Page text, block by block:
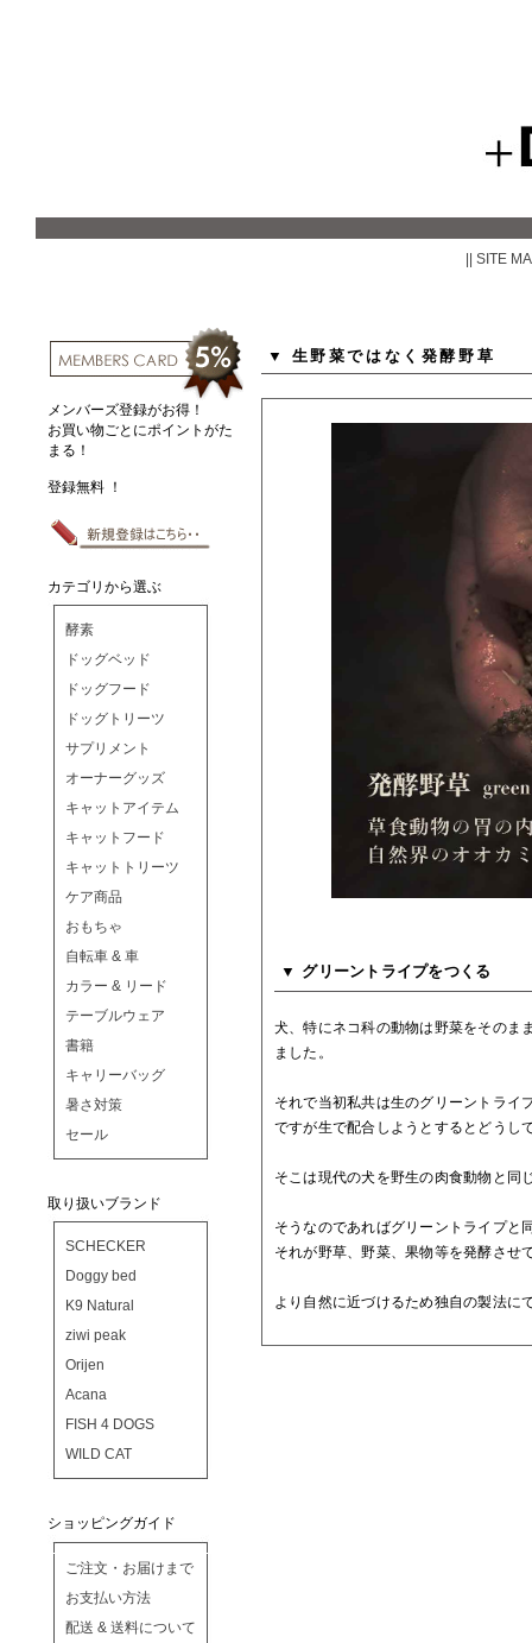
|| SITE
メンバーズ登録がお得！
お買い物ごとにポイントがた
まる！
登録無料 ！
カテゴリから選ぶ
酵素
ドッグベッド
ドッグフード
ドッグトリーツ
サプリメント
オーナーグッズ
キャットアイテム
キャットフード
キャットトリーツ
ケア商品
おもちゃ
自転車 & 車
カラー & リード
テーブルウェア
書籍
キャリーバッグ
暑さ対策
セール
取り扱いブランド
SCHECKER
Doggy bed
K9 Natural
ziwi peak
Orijen
Acana
FISH 4 DOGS
WILD CAT
ショッピングガイド
ご注文・お届けまで
お支払い方法
配送 & 送料について
生野菜ではなく発酵野草
グリーントライプをつくる
犬、特にネコ科の動物は野菜をそのま
ました。
それで当初私共は生のグリーントライ
ですが生で配合しようとするとどうし
そこは現代の犬を野生の肉食動物と同
そうなのであればグリーントライプと
それが野草、野菜、果物等を発酵させ
より自然に近づけるため独自の製法に